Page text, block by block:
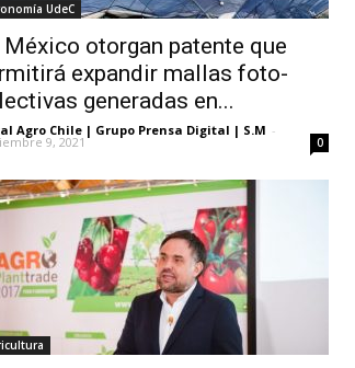
UdeC
México otorgan patente que
expandir mallas foto-
generadas en...
Agro Chile | Grupo Prensa Digital | S.M -
9, 2021 0